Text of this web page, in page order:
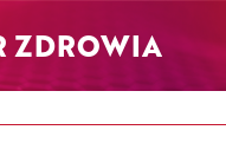
ZDROWIA